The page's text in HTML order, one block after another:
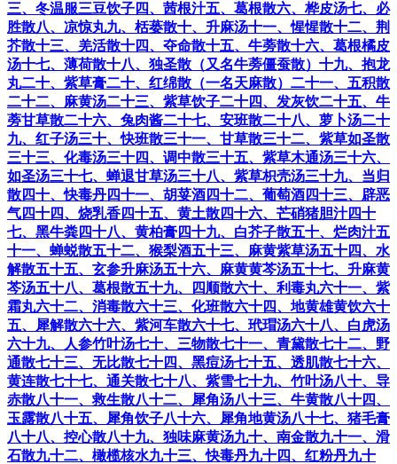
三、冬温服三豆饮子四、茜根汁五、葛根散六、桦皮汤七、必
胜散八、凉惊丸九、栝蒌散十、升麻汤十一、惺惺散十二、荆
芥散十三、羌活散十四、夺命散十五、牛蒡散十六、葛根橘皮
汤十七、薄荷散十八、独圣散（又名牛蒡僵蚕散） 十九、抱龙
丸二十、紫草膏二十、红绵散（一名天麻散） 二十一、五积散
二十二、麻黄汤二十三、紫草饮子二十四、发灰饮二十五、牛
蒡甘草散二十六、兔肉酱二十七、安班散二十八、萝卜汤二十
九、红子汤三十、快班散三十一、甘草散三十二、紫草如圣散
三十三、化毒汤三十四、调中散三十五、紫草木通汤三十六、
如圣汤三十七、蝉退甘草汤三十八、紫草枳壳汤三十九、当归
散四十、快毒丹四十一、胡荽酒四十二、葡萄酒四十三、辟恶
气四十四、烧乳香四十五、黄土散四十六、芒硝猪胆汁四十
七、黑牛粪四十八、黄柏膏四十九、白芥子散五十、烂肉汁五
十一、蝉蜕散五十二、猴梨酒五十三、麻黄紫草汤五十四、水
解散五十五、玄参升麻汤五十六、麻黄黄芩汤五十七、升麻黄
芩汤五十八、葛根散五十九、四顺散六十、利毒丸六十一、紫
霜丸六十二、消毒散六十三、化班散六十四、地黄雄黄饮六十
五、犀解散六十六、紫河车散六十七、玳瑁汤六十八、白虎汤
六十九、人参竹叶汤七十、三物散七十一、青黛散七十二、野
通散七十三、无比散七十四、黑痘汤七十五、透肌散七十六、
黄连散七十七、通关散七十八、紫雪七十九、竹叶汤八十、导
赤散八十一、救生散八十二、犀角汤八十三、牛黄散八十四、
玉露散八十五、犀角饮子八十六、犀角地黄汤八十七、猪毛膏
八十八、控心散八十九、独味麻黄汤九十、南金散九十一、滑
石散九十二、橄榄核水九十三、快毒丹九十四、红粉丹九十